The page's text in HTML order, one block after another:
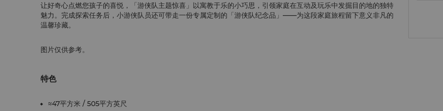
让好奇心点燃您孩子的喜悦，「游侠队主题惊喜」以寓教于乐的小巧思，引领家庭在互动及玩乐中发掘目的地的独特
魅力。完成探索任务后，小游侠队员还可带走一份专属定制的「游侠队纪念品」——为这段家庭旅程留下意义非凡的
温馨珍藏。
图片仅供参考。
特色
≈47平方米 / 505平方英尺